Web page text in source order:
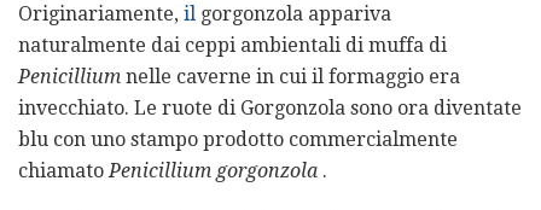
Originariamente, il gorgonzola appariva
naturalmente dai ceppi ambientali di muffa di
Penicillium nelle caverne in cui il formaggio era
invecchiato. Le ruote di Gorgonzola sono ora diventate
blu con uno stampo prodotto commercialmente
chiamato Penicillium gorgonzola .